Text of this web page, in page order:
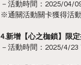
－活動時間：2025/04/
※通關活動關卡獲得活
4.新增【心之枷鎖】限
－活動時間：2025/4/23